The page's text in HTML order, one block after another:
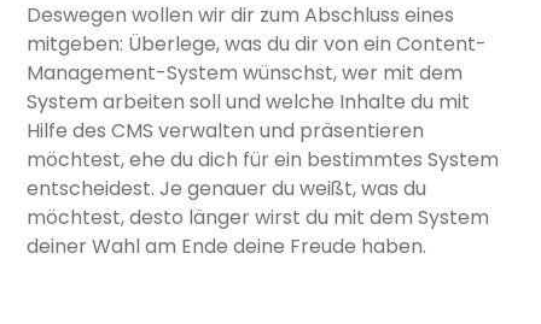
Deswegen wollen wir dir zum Abschluss eines
mitgeben: Überlege, was du dir von ein Content-
Management-System wünschst, wer mit dem
System arbeiten soll und welche Inhalte du mit
Hilfe des CMS verwalten und präsentieren
möchtest, ehe du dich für ein bestimmtes System
entscheidest. Je genauer du weißt, was du
möchtest, desto länger wirst du mit dem System
deiner Wahl am Ende deine Freude haben.